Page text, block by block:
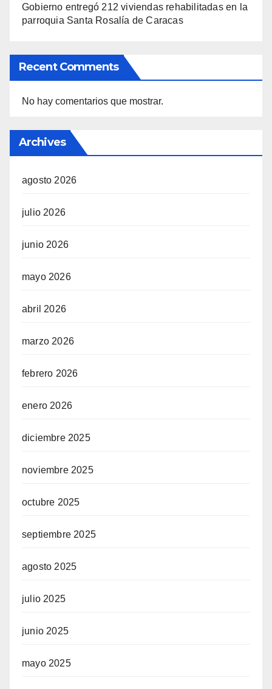
Gobierno entregó 212 viviendas rehabilitadas en la
parroquia Santa Rosalía de Caracas
Recent Comments
No hay comentarios que mostrar.
Archives
agosto 2026
julio 2026
junio 2026
mayo 2026
abril 2026
marzo 2026
febrero 2026
enero 2026
diciembre 2025
noviembre 2025
octubre 2025
septiembre 2025
agosto 2025
julio 2025
junio 2025
mayo 2025